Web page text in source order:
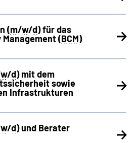
(m/w/d) für das
(BCM)
w/d) mit dem
sowie
Infrastrukturen
w/d) und Berater